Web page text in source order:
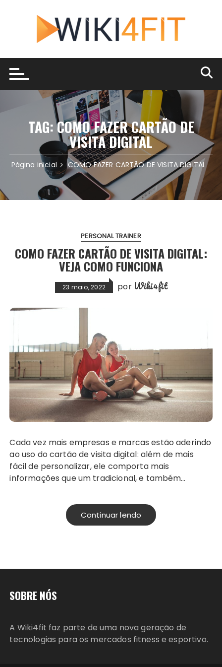
conteúdo
TAG:COMO FAZER CARTÃO DE
VISITA DIGITAL
Página inicial COMO FAZER CARTÃO DE VISITA DIGITAL
PERSONAL TRAINER
COMO FAZER CARTÃO DE VISITA DIGITAL:
VEJA COMO FUNCIONA
23 maio, 2022 por Wiki4fit
Cada vez mais empresas e marcas estão aderindo
ao uso do cartão de visita digital: além de mais
fácil de personalizar, ele comporta mais
informações que um tradicional, e também…
Continuar lendo
SOBRE NÓS
A Wiki4fit faz parte de uma nova geração de
tecnologias para os mercados fitness e esportivo.